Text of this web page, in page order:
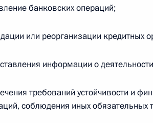
закон от 26.07.2026 г. №
утратившим силу пункта 1 части 13
года
банковских операций;
или реорганизации кредитных
информации о
требований устойчивости и
соблюдения иных обязательных